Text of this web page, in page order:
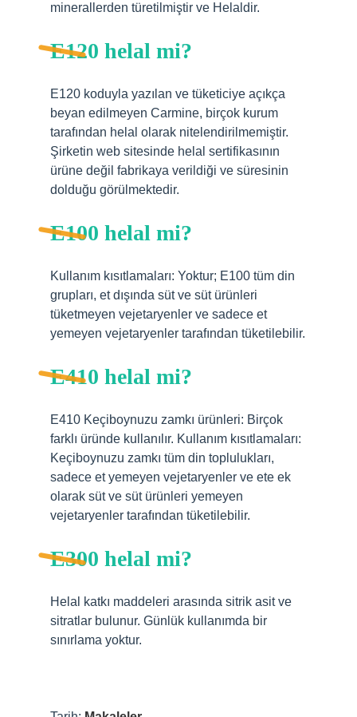
minerallerden türetilmiştir ve Helaldir.
E120 helal mi?
E120 koduyla yazılan ve tüketiciye açıkça
beyan edilmeyen Carmine, birçok kurum
tarafından helal olarak nitelendirilmemiştir.
Şirketin web sitesinde helal sertifikasının
ürüne değil fabrikaya verildiği ve süresinin
dolduğu görülmektedir.
E100 helal mi?
Kullanım kısıtlamaları: Yoktur; E100 tüm din
grupları, et dışında süt ve süt ürünleri
tüketmeyen vejetaryenler ve sadece et
yemeyen vejetaryenler tarafından tüketilebilir.
E410 helal mi?
E410 Keçiboynuzu zamkı ürünleri: Birçok
farklı üründe kullanılır. Kullanım kısıtlamaları:
Keçiboynuzu zamkı tüm din toplulukları,
sadece et yemeyen vejetaryenler ve ete ek
olarak süt ve süt ürünleri yemeyen
vejetaryenler tarafından tüketilebilir.
E300 helal mi?
Helal katkı maddeleri arasında sitrik asit ve
sitratlar bulunur. Günlük kullanımda bir
sınırlama yoktur.